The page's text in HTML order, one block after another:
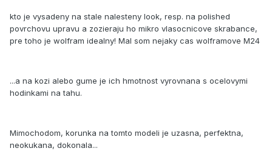
kto je vysadeny na stale nalesteny look, resp. na polished
povrchovu upravu a zozieraju ho mikro vlasocnicove skrabance,
pre toho je wolfram idealny! Mal som nejaky cas wolframove M24
...a na kozi alebo gume je ich hmotnost vyrovnana s ocelovymi
hodinkami na tahu.
Mimochodom, korunka na tomto modeli je uzasna, perfektna,
neokukana, dokonala...